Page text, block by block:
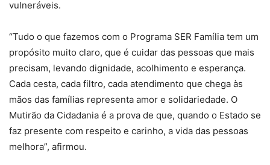
vulneráveis.
“Tudo o que fazemos com o Programa SER Família tem um
propósito muito claro, que é cuidar das pessoas que mais
precisam, levando dignidade, acolhimento e esperança.
Cada cesta, cada filtro, cada atendimento que chega às
mãos das famílias representa amor e solidariedade. O
Mutirão da Cidadania é a prova de que, quando o Estado se
faz presente com respeito e carinho, a vida das pessoas
melhora”, afirmou.